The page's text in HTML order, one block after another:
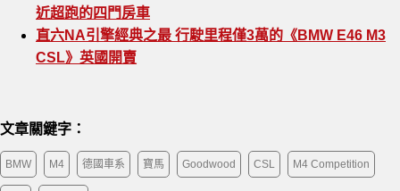
近超跑的四門房車
直六NA引擎經典之最 行駛里程僅3萬的《BMW E46 M3
CSL》英國開賣
文章關鍵字：
BMW M4 德國車系 寶馬 Goodwood CSL M4 Competition